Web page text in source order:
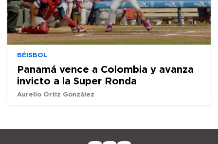
BÉISBOL
Panamá vence a Colombia y avanza
invicto a la Super Ronda
Aurelio Ortiz González